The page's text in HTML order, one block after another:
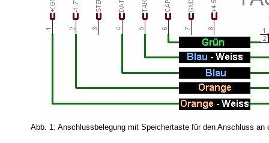
Abb. 1: Anschlussbelegung mit Speichertaste für den Anschluss